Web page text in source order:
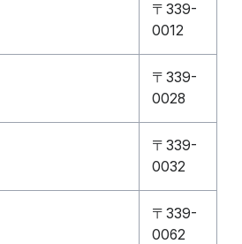
〒339-
0012
〒339-
0028
〒339-
0032
〒339-
0062